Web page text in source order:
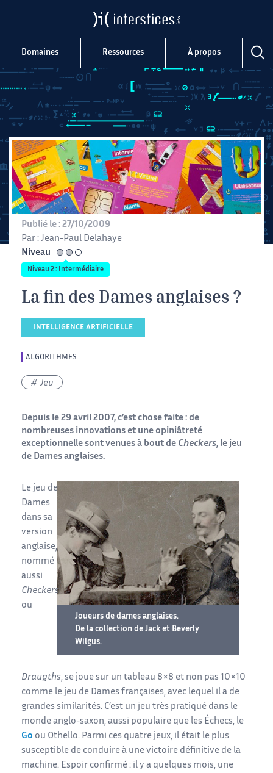
Domaines Ressources À propos
Publié le : 27/10/2009
Par : Jean-Paul Delahaye
Niveau
intermédiaire
Niveau 2 : Intermédiaire
La fin des Dames anglaises ?
INTELLIGENCE ARTIFICIELLE
ALGORITHMES
Jeu
Depuis le 29 avril 2007, c’est chose faite : de
nombreuses innovations et une opiniâtreté
exceptionnelle sont venues à bout de Checkers, le jeu
de Dames anglaises.
Joueurs de dames anglaises.
De la collection de Jack et Beverly
Wilgus.
Le jeu de
Dames
dans sa
version
anglaise,
nommé
aussi
Checkers
ou
Draugths, se joue sur un tableau 8×8 et non pas 10×10
comme le jeu de Dames françaises, avec lequel il a de
grandes similarités. C’est un jeu très pratiqué dans le
monde anglo-saxon, aussi populaire que les Échecs, le
Go ou Othello. Parmi ces quatre jeux, il était le plus
susceptible de conduire à une victoire définitive de la
machine. Espoir confirmé : il y a quelques mois, une